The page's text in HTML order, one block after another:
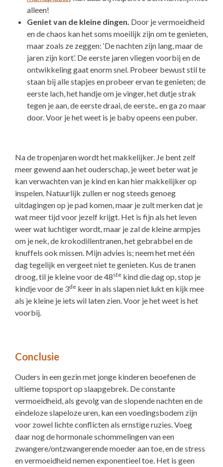
alleen!
Geniet van de kleine dingen. Door je vermoeidheid
en de chaos kan het soms moeilijk zijn om te genieten,
maar zoals ze zeggen: ‘De nachten zijn lang, maar de
jaren zijn kort’. De eerste jaren vliegen voorbij en de
ontwikkeling gaat enorm snel. Probeer bewust stil te
staan bij alle stapjes en probeer ervan te genieten; de
eerste lach, het handje om je vinger, het dutje strak
tegen je aan, de eerste draai, de eerste.. en ga zo maar
door. Voor je het weet is je baby opeens een puber.
Na de tropenjaren wordt het makkelijker. Je bent zelf
meer gewend aan het ouderschap, je weet beter wat je
kan verwachten van je kind en kan hier makkelijker op
inspelen. Natuurlijk zullen er nog steeds genoeg
uitdagingen op je pad komen, maar je zult merken dat je
wat meer tijd voor jezelf krijgt. Het is fijn als het leven
weer wat luchtiger wordt, maar je zal de kleine armpjes
om je nek, de krokodillentranen, het gebrabbel en de
knuffels ook missen. Mijn advies is; neem het met één
dag tegelijk en vergeet niet te genieten. Kus de tranen
droog, til je kleine voor de 48ste kind die dag op, stop je
kindje voor de 3de keer in als slapen niet lukt en kijk mee
als je kleine je iets wil laten zien. Voor je het weet is het
voorbij.
Conclusie
Ouders in een gezin met jonge kinderen beoefenen de
ultieme topsport op slaapgebrek. De constante
vermoeidheid, als gevolg van de slopende nachten en de
eindeloze slapeloze uren, kan een voedingsbodem zijn
voor zowel lichte conflicten als ernstige ruzies. Voeg
daar nog de hormonale schommelingen van een
zwangere/ontzwangerende moeder aan toe, en de stress
en vermoeidheid nemen exponentieel toe. Het is geen